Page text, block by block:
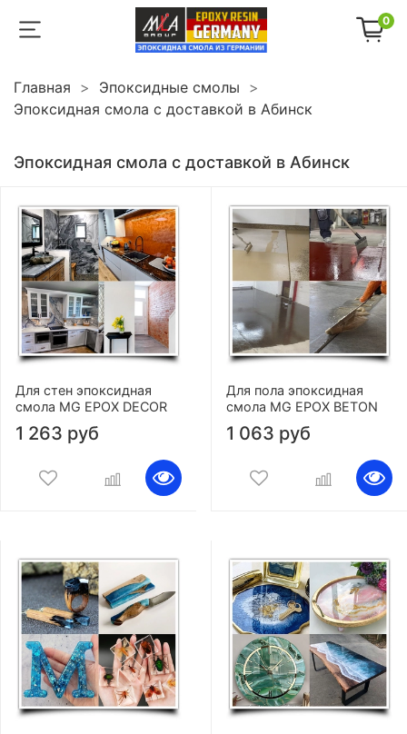
0
Главная
Эпоксидные смолы
Эпоксидная смола с доставкой в Абинск
Эпоксидная смола с доставкой в Абинск
Для стен эпоксидная
смола MG EPOX DECOR
1 263 руб
Для пола эпоксидная
смола MG EPOX BETON
1 063 руб